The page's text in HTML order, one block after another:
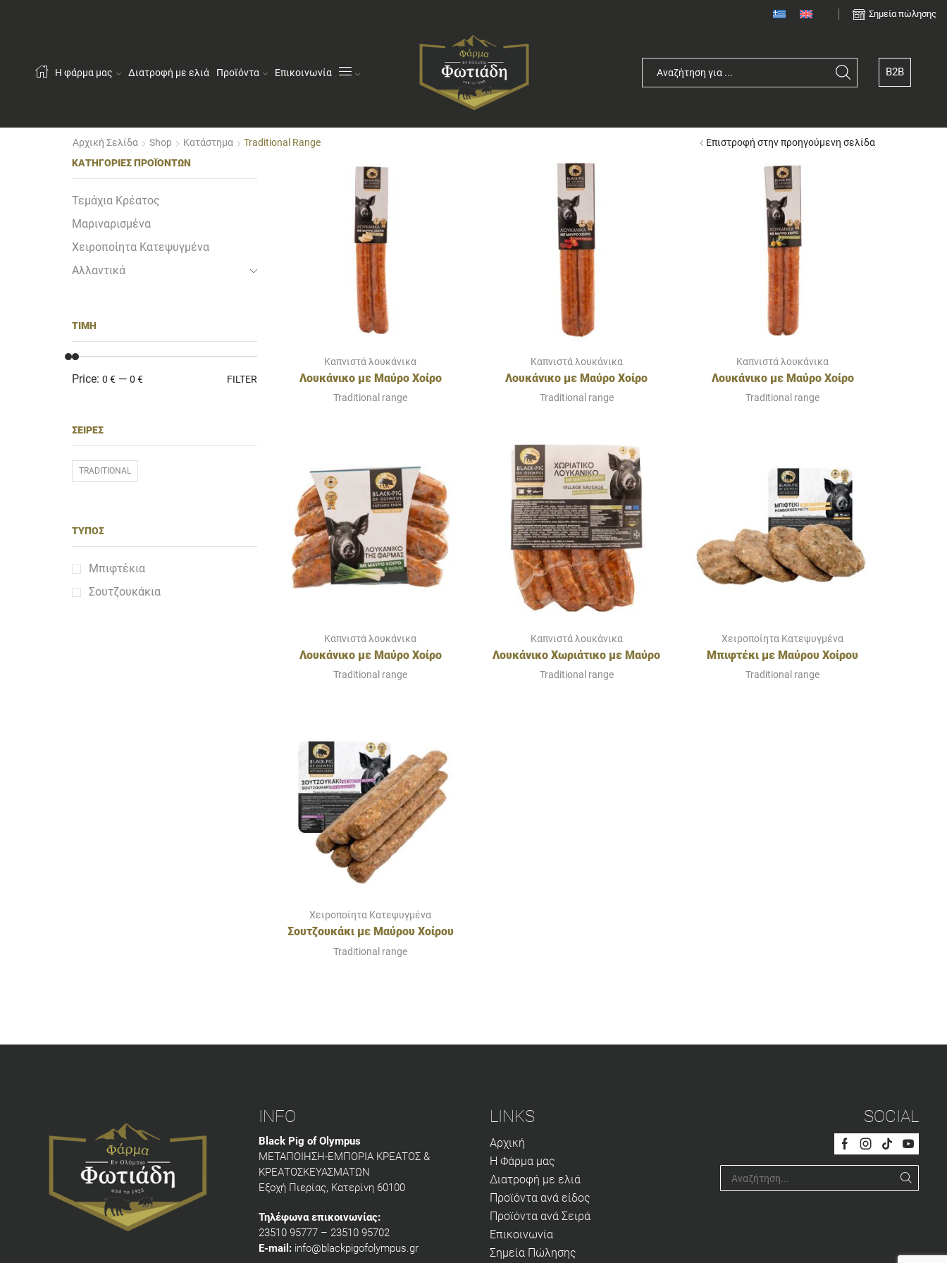
Σημεία πώλησης
Η φάρμα μας Διατροφή με ελιά Προϊόντα Επικοινωνία B2B
Αρχική Σελίδα Shop Κατάστημα Traditional Range Επιστροφή στην προηγούμενη σελίδα
Καπνιστά λουκάνικα
Λουκάνικο με Μαύρο Χοίρο
Ολύμπου & Γραβιέρα
Traditional range
Καπνιστά λουκάνικα
Λουκάνικο με Μαύρο Χοίρο
Ολύμπου & Λιαστή Ντομάτα
Traditional range
Καπνιστά λουκάνικα
Λουκάνικο με Μαύρο Χοίρο
Ολύμπου & Πράσινες Ελιές
Traditional range
Καπνιστά λουκάνικα
Λουκάνικο με Μαύρο Χοίρο
Ολύμπου & Πράσο
Traditional range
Καπνιστά λουκάνικα
Λουκάνικο Χωριάτικο με Μαύρο
Χοίρο Ολύμπου
Traditional range
Χειροποίητα Κατεψυγμένα
Μπιφτέκι με Μαύρου Χοίρου
Ολύμπου
Traditional range
Χειροποίητα Κατεψυγμένα
Σουτζουκάκι με Μαύρου Χοίρου
Ολύμπου
Traditional range
ΚΑΤΗΓΟΡΊΕΣ ΠΡΟΪΌΝΤΩΝ
Τεμάχια Κρέατος
Μαριναρισμένα
Χειροποίητα Κατεψυγμένα
Αλλαντικά
ΤΙΜΉ
FILTER
Price: 0 € — 0 €
ΣΕΙΡΈΣ
TRADITIONAL
ΤΎΠΟΣ
Μπιφτέκια
Σουτζουκάκια
INFO
Black Pig of Olympus
ΜΕΤΑΠΟΙΗΣΗ-ΕΜΠΟΡΙΑ ΚΡΕΑΤΟΣ &
ΚΡΕΑΤΟΣΚΕΥΑΣΜΑΤΩΝ
Εξοχή Πιερίας, Κατερίνη 60100
Τηλέφωνα επικοινωνίας:
23510 95777 – 23510 95702
E-mail: info@blackpigofolympus.gr
LINKS
Αρχική
Η Φάρμα μας
Διατροφή με ελιά
Προϊόντα ανά είδος
Προϊόντα ανά Σειρά
Επικοινωνία
Σημεία Πώλησης
SOCIAL
Facebook
Instagram
Tik-
tok
SEARCH